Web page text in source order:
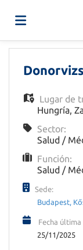
Lista
ofertas
trabajo
Subir
Idioma
Lugar de
Hungría,
Sector:
Salud /
Función:
Salud /
Sede:
Budapest,
Fecha
25/11/2025